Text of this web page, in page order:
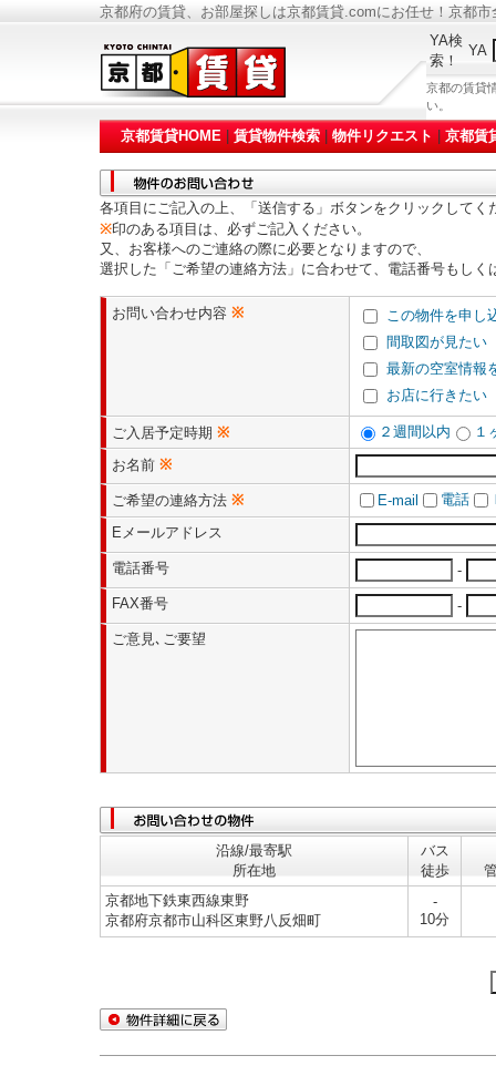
京都府の賃貸、お部屋探しは京都賃貸.comにお任せ！京都
YA検
索！
YA
京都の賃貸
い。
京都賃貸HOME 賃貸物件検索 物件リクエスト 京都賃
各項目にご記入の上、「送信する」ボタンをクリックしてく
※印のある項目は、必ずご記入ください。
又、お客様へのご連絡の際に必要となりますので、
選択した「ご希望の連絡方法」に合わせて、電話番号もし
お問い合わせ内容 ※
この物件を申し
間取図が見たい
最新の空室情報
お店に行きたい
ご入居予定時期 ※ ２週間以内
１
お名前 ※
ご希望の連絡方法 ※ E-mail 電話
Eメールアドレス
電話番号
-
FAX番号
-
ご意見､ご要望
沿線/最寄駅
所在地
バス
徒歩
京都地下鉄東西線東野
京都府京都市山科区東野八反畑町
-
10分